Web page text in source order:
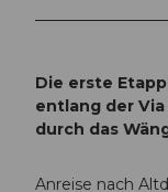
Die erste
entlang der
durch das
Anreise nach